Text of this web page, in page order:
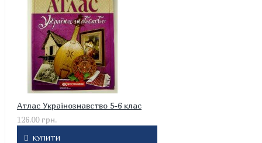
Атлас Українознавство 5-6 клас
126.00 грн.
КУПИТИ